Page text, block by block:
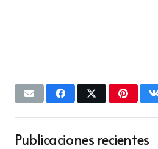
Publicaciones recientes